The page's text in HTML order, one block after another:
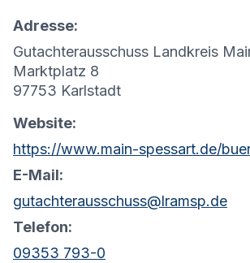
Adresse:
Gutachterausschuss Landkreis
Marktplatz 8
97753 Karlstadt
Website:
E-Mail:
gutachterausschuss@lramsp.de
Telefon:
09353 793-0